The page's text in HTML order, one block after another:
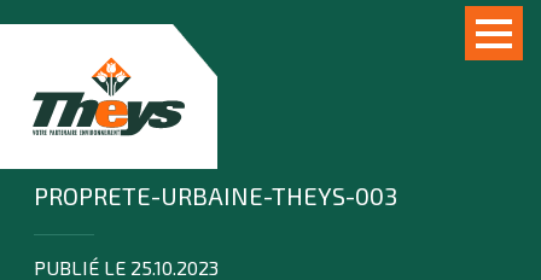
PROPRETE-URBAINE-THEYS-003
PUBLIÉ LE 25.10.2023